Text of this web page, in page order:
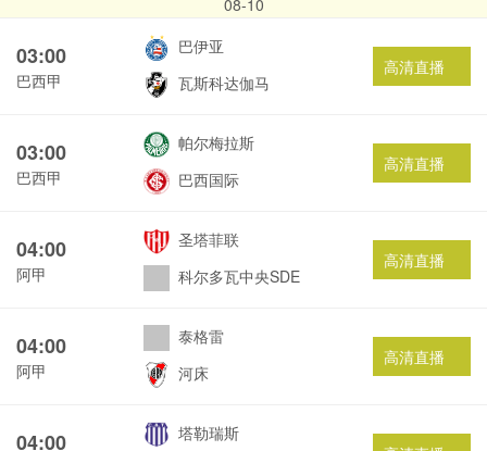
08-10
03:00
巴西甲
巴伊亚
瓦斯科达伽马
高清直播
03:00
巴西甲
帕尔梅拉斯
巴西国际
高清直播
04:00
阿甲
圣塔菲联
科尔多瓦中央SDE
高清直播
04:00
阿甲
泰格雷
河床
高清直播
04:00
塔勒瑞斯